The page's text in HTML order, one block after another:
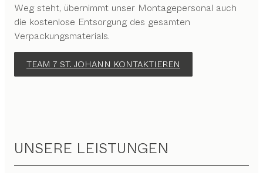
Weg steht, übernimmt unser Montagepersonal auch
die kostenlose Entsorgung des gesamten
Verpackungsmaterials.
TEAM 7 ST. JOHANN KONTAKTIEREN
UNSERE LEISTUNGEN